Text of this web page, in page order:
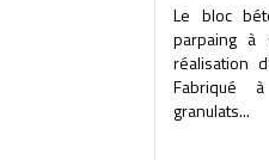
Le bloc
parpaing
réalisation
Fabriqué
granulats...